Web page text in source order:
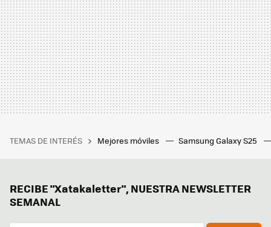
TEMAS DE INTERÉS Mejores móviles Samsung Galaxy S25
RECIBE "Xatakaletter", NUESTRA NEWSLETTER
SEMANAL